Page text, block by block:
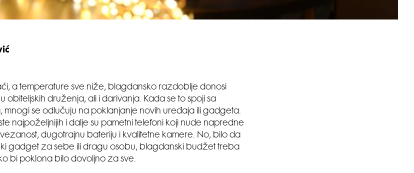
a temperature sve niže, blagdansko razdoblje donosi
obiteljskih druženja, ali i darivanja. Kada se to spoji sa
mnogi se odlučuju na poklanjanje novih uređaja ili gadgeta.
najpoželjnijih i dalje su pametni telefoni koji nude napredne
dugotrajnu bateriju i kvalitetne kamere. No, bilo da
gadget za sebe ili dragu osobu, blagdanski budžet treba
bi poklona bilo dovoljno za sve.